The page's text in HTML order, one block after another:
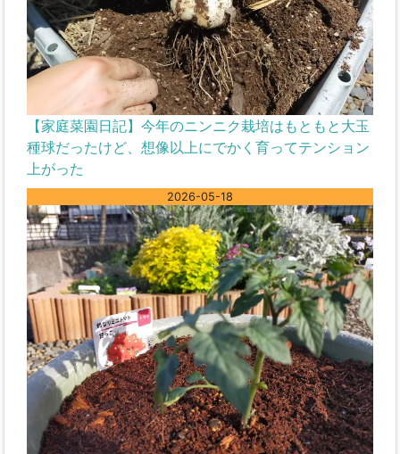
【家庭菜園日記】今年のニンニク栽培はもともと大玉
種球だったけど、想像以上にでかく育ってテンション
上がった
2026-05-18